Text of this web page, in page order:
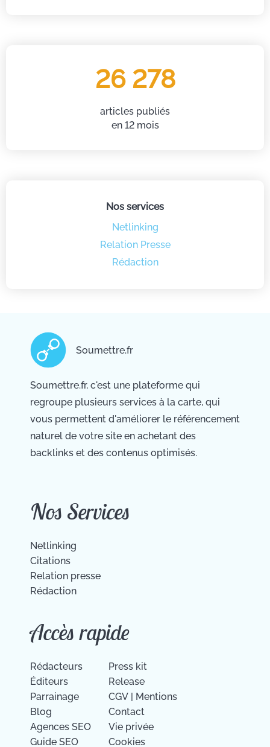
26 278
articles publiés
en 12 mois
Nos services
Netlinking
Relation Presse
Rédaction
Soumettre.fr
Soumettre.fr, c'est une plateforme qui
regroupe plusieurs services à la carte, qui
vous permettent d'améliorer le référencement
naturel de votre site en achetant des
backlinks et des contenus optimisés.
Nos Services
Netlinking
Citations
Relation presse
Rédaction
Accès rapide
Rédacteurs
Éditeurs
Parrainage
Blog
Agences SEO
Guide SEO
Press kit
Release
CGV
Mentions
Contact
Vie privée
Cookies